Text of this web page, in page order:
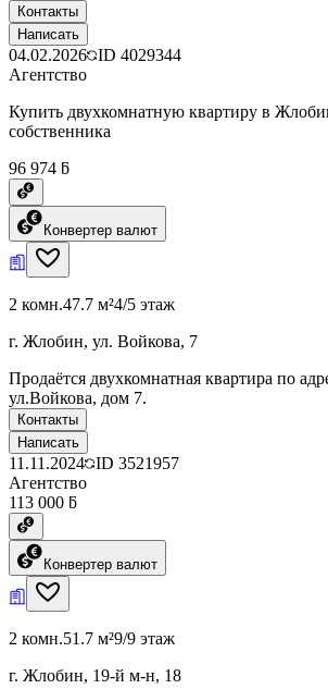
Контакты
Написать
04.02.2026 ID 4029344
Агентство
Купить двухкомнатную квартиру в
собственника
96 974 ƃ
Конвертер валют
2 комн.47.7 м²4/5 этаж
г. Жлобин, ул. Войкова, 7
Продаётся двухкомнатная квартира по
ул.Войкова, дом 7.
Контакты
Написать
11.11.2024 ID 3521957
Агентство
113 000 ƃ
Конвертер валют
2 комн.51.7 м²9/9 этаж
г. Жлобин, 19-й м-н, 18